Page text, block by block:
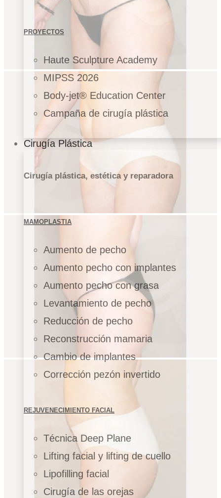
PROYECTOS
Haute Sculpture Academy
MIPSS 2026
Body-jet® Education Center
Campaña de cirugía plástica
Cirugía Plástica
Cirugía plástica, estética y reparadora
MAMOPLASTIA
Aumento de pecho
Aumento pecho con implantes
Aumento pecho con grasa
Levantamiento de pecho
Reducción de pecho
Reconstrucción mamaria
Cambio de implantes
Corrección pezón invertido
REJUVENECIMIENTO FACIAL
Técnica Deep Plane
Lifting facial y lifting de cuello
Lipofilling facial
Cirugía de las orejas